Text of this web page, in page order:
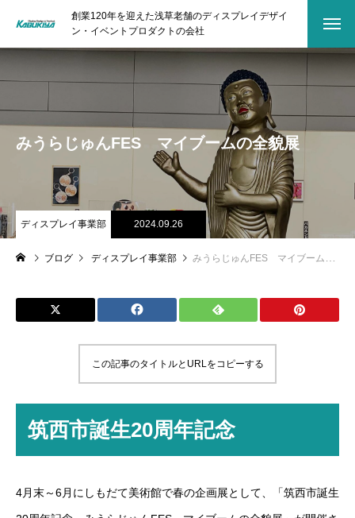
創業120年を迎えた浅草老舗のディスプレイデザイ
ン・イベントプロダクトの会社
みうらじゅんFES マイブームの全貌展
ディスプレイ事業部 2024.09.26
ブログ ディスプレイ事業部 みうらじゅんFES マイブームの全貌展
この記事のタイトルとURLをコピーする
筑西市誕生20周年記念
4月末～6月にしもだて美術館で春の企画展として、「筑西市誕生